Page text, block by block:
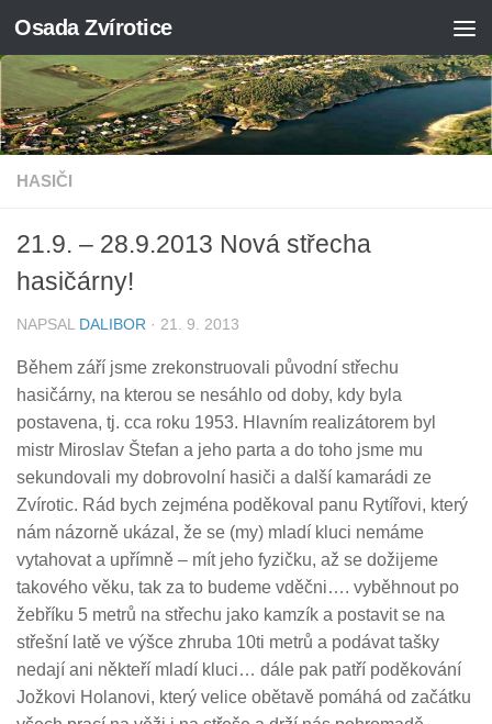
Skip to content
Osada Zvírotice
HASIČI
21.9. – 28.9.2013 Nová střecha
hasičárny!
NAPSAL DALIBOR · 21. 9. 2013
Během září jsme zrekonstruovali původní střechu
hasičárny, na kterou se nesáhlo od doby, kdy byla
postavena, tj. cca roku 1953. Hlavním realizátorem byl
mistr Miroslav Štefan a jeho parta a do toho jsme mu
sekundovali my dobrovolní hasiči a další kamarádi ze
Zvírotic. Rád bych zejména poděkoval panu Rytířovi, který
nám názorně ukázal, že se (my) mladí kluci nemáme
vytahovat a upřímně – mít jeho fyzičku, až se dožijeme
takového věku, tak za to budeme vděčni…. vyběhnout po
žebříku 5 metrů na střechu jako kamzík a postavit se na
střešní latě ve výšce zhruba 10ti metrů a podávat tašky
nedají ani někteří mladí kluci… dále pak patří poděkování
Jožkovi Holanovi, který velice obětavě pomáhá od začátku